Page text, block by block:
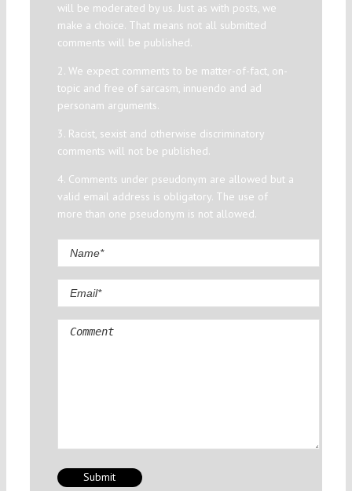
will be moderated by us. Just as with posts, we
make a choice. That means not all submitted
comments will be published.
2. We expect comments to be matter-of-fact, on-
topic and free of sarcasm, innuendo and ad
personam arguments.
3. Racist, sexist and otherwise discriminatory
comments will not be published.
4. Comments under pseudonym are allowed but a
valid email address is obligatory. The use of
more than one pseudonym is not allowed.
Comment